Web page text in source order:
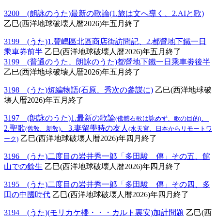
3200 (朗詠のうた)最新の歌論(1.旅は文へ導く、2.AIと歌)
乙巳(西洋地球破壊人暦2026)年五月終了
3199 (うた)1.豐嶋區北區商店街訪問記、2.都營地下鐵一日
乘車劵前半 乙巳(西洋地球破壊人暦2026)年五月終了
3199 (普通のうた、朗詠のうた)都營地下鐵一日乘車劵後半
乙巳(西洋地球破壊人暦2026)年五月終了
3198 (うた)短編物語(石原、秀次の參謀に) 乙巳(西洋地球破
壊人暦2026)年五月終了
3197 (朗詠のうた)1.最新の歌論(佛體石歌は詠めず、歌の目的)
2.聖歌(舊敎、新敎) 、3.妻留學時の友人 (水天宮、日本からリモートワ
ーク) 乙巳(西洋地球破壊人暦2026)年四月終了
3196 (うた)二度目の岩井秀一郞「多田駿 傳」その五、館
山での餘生 乙巳(西洋地球破壊人暦2026)年四月終了
3195 (うた)二度目の岩井秀一郞「多田駿 傳」その四、多
田の中國時代 乙巳(西洋地球破壊人暦2026)年四月終了
3194 (うた)(モリカケ櫻・・・カルト裏安)加計問題 乙巳(西